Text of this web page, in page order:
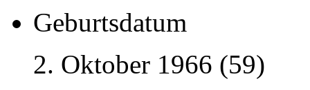
Geburtsdatum
2. Oktober 1966 (59)